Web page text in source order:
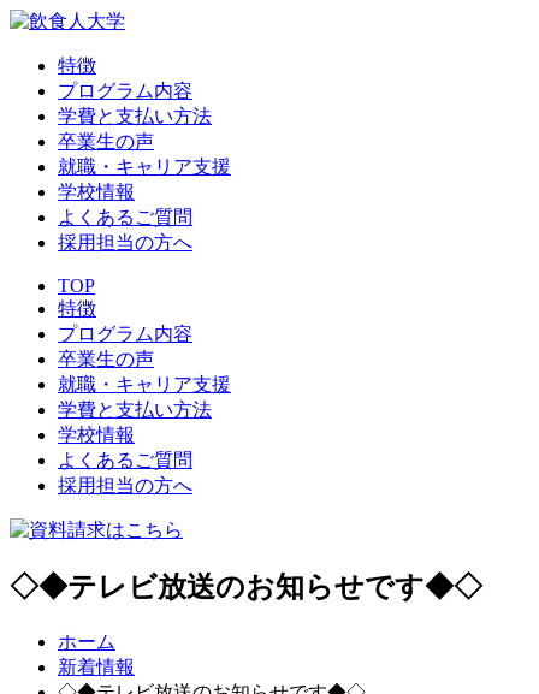
特徴
プログラム内容
学費と支払い方法
卒業生の声
就職・キャリア支援
学校情報
よくあるご質問
採用担当の方へ
TOP
特徴
プログラム内容
卒業生の声
就職・キャリア支援
学費と支払い方法
学校情報
よくあるご質問
採用担当の方へ
◇◆テレビ放送のお知らせです◆◇
ホーム
新着情報